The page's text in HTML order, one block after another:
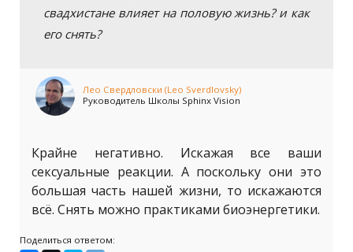
свадхистане влияет на половую жизнь? и как
его снять?
Лео Свердловски (Leo Sverdlovsky)
Руководитель Школы Sphinx Vision
Крайне негативно. Искажая все ваши
сексуальные реакции. А поскольку они это
большая часть нашей жизни, то искажаются
всё. Снять можно практиками биоэнергетики.
Поделиться ответом: